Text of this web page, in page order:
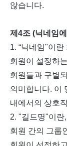
않습니다.
제 4조 (닉네임
1. “닉네임"이란
회원이 설정하
회원들과 구별
의미합니다. 이
내에서의 상호
2. "길드명"이란,
회원 간의 그룹